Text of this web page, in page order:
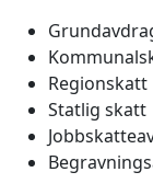
Regionskatt
Statlig skatt